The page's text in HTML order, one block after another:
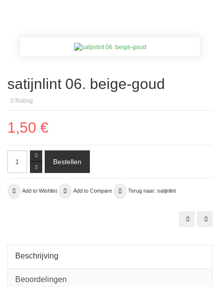
satijnlint 06. beige-goud
0 Rating
1,50 €
Add to Wishlist Add to Compare Terug naar: satijnlint
satijnlint
Beschrijving
Beoordelingen